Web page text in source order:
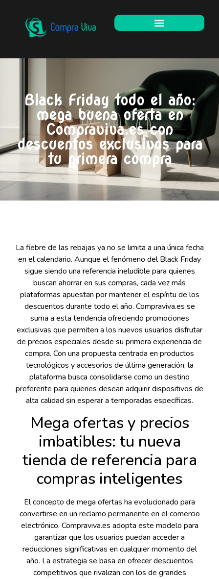
Black Friday todo el año:
mega buena oferta en
Compraviva.es con
descuentos exclusivos para
tu primera compra
La fiebre de las rebajas ya no se limita a una única fecha
en el calendario. Aunque el fenómeno del Black Friday
sigue siendo una referencia ineludible para quienes
buscan ahorrar en sus compras, cada vez más
plataformas apuestan por mantener el espíritu de los
descuentos durante todo el año. Compraviva.es se
suma a esta tendencia ofreciendo promociones
exclusivas que permiten a los nuevos usuarios disfrutar
de precios especiales desde su primera experiencia de
compra. Con una propuesta centrada en productos
tecnológicos y accesorios de última generación, la
plataforma busca consolidarse como un destino
preferente para quienes desean adquirir dispositivos de
alta calidad sin esperar a temporadas específicas.
Mega ofertas y precios
imbatibles: tu nueva
tienda de referencia para
compras inteligentes
El concepto de mega ofertas ha evolucionado para
convertirse en un reclamo permanente en el comercio
electrónico. Compraviva.es adopta este modelo para
garantizar que los usuarios puedan acceder a
reducciones significativas en cualquier momento del
año. La estrategia se basa en ofrecer descuentos
competitivos que rivalizan con los de grandes